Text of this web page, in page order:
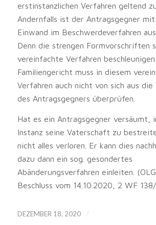
erstinstanzlichen Verfahren geltend
Andernfalls ist der Antragsgegner
Einwand im Beschwerdeverfahren
Denn die strengen Formvorschriften
vereinfachte Verfahren
Familiengericht muss in diesem
Verfahren auch nicht von sich aus
des Antragsgegners überprüfen.
Hat es ein Antragsgegner versäumt,
Instanz seine Vaterschaft zu
nicht alles verloren. Er kann dies
dazu dann ein sog. gesondertes
Abänderungsverfahren einleiten. (OLG
Beschluss vom 14.10.2020, 2 WF
DEZEMBER 18, 2020 /